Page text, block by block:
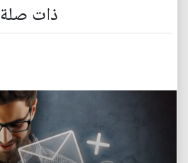
ذات صلة